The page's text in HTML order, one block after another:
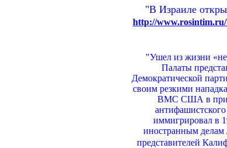
"В Израиле
http://
"Ушел из жизни
Палаты
Демократической
своим резкими
ВМС США в
иммигрировал в
иностранным делам
представителей